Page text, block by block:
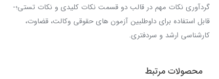
گردآوری نکات مهم در قالب دو قسمت نکات کلیدی و نکات تستی؛-
قابل استفاده برای داوطلبین آزمون های حقوقی وکالت، قضاوت،
کارشناسی ارشد و سردفتری.
محصولات مرتبط